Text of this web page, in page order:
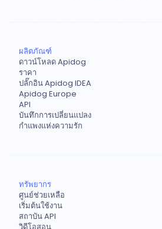
ผลิตภัณฑ์
ดาวน์โหลด Apidog
ราคา
ปลั๊กอิน Apidog IDEA
Apidog Europe
API
บันทึกการเปลี่ยนแปลง
กำแพงแห่งความรัก
ทรัพยากร
ศูนย์ช่วยเหลือ
เริ่มต้นใช้งาน
สถาบัน API
วิดีโอสอน